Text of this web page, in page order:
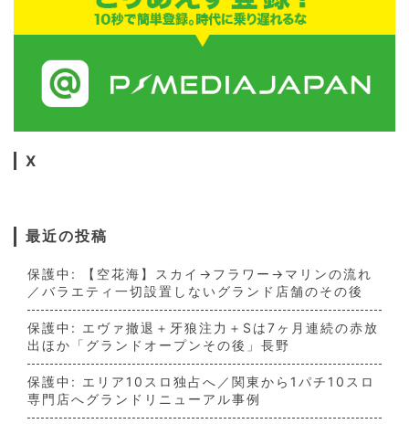
X
最近の投稿
保護中: 【空花海】スカイ→フラワー→マリンの流れ
／バラエティ一切設置しないグランド店舗のその後
保護中: エヴァ撤退＋牙狼注力＋Sは7ヶ月連続の赤放
出ほか「グランドオープンその後」長野
保護中: エリア10スロ独占へ／関東から1パチ10スロ
専門店へグランドリニューアル事例